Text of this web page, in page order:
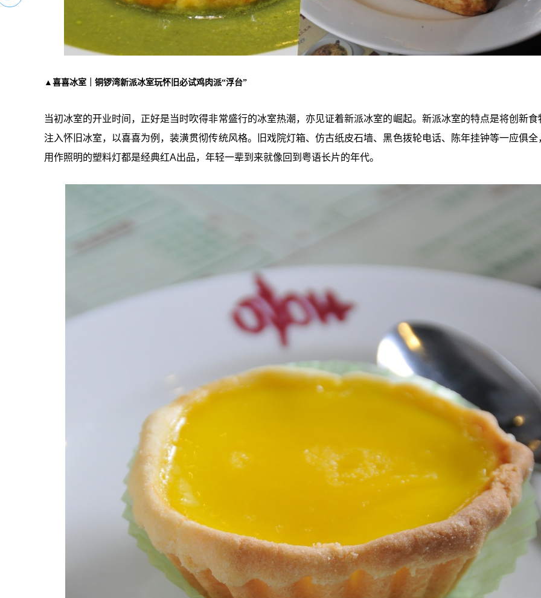
▲喜喜冰室｜铜锣湾新派冰室玩怀旧必试鸡肉派“浮台”
当初冰室的开业时间，正好是当时吹得非常盛行的冰室热潮，亦见证着新派冰室的崛起。新派冰室的特点是将创新食
注入怀旧冰室，以喜喜为例，装潢贯彻传统风格。旧戏院灯箱、仿古纸皮石墙、黑色拨轮电话、陈年挂钟等一应俱全
用作照明的塑料灯都是经典红A出品，年轻一辈到来就像回到粤语长片的年代。